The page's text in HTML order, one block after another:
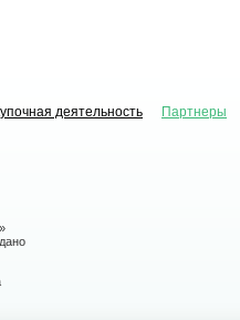
деятельность Партнеры